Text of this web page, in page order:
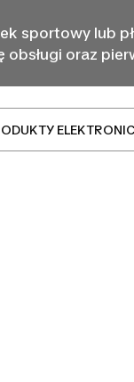
sportowy lub
obsługi oraz